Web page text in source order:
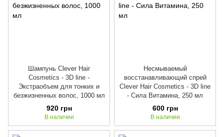
Шампунь Clever Hair
Cosmetics - 3D line -
Экстраобъем для тонких и
безжизненных волос, 1000 мл
920 грн
В наличии
Несмываемый
восстанавливающий спрей
Clever Hair Cosmetics - 3D line
- Сила Витамина, 250 мл
600 грн
В наличии